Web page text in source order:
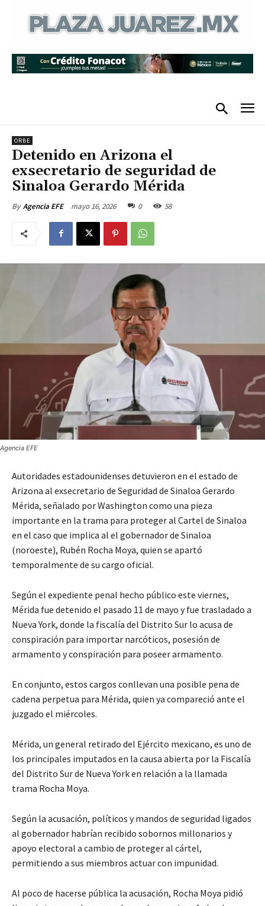
ORBE
Detenido en Arizona el
exsecretario de seguridad de
Sinaloa Gerardo Mérida
By Agencia EFE mayo 16, 2026 0 58
Agencia EFE
Autoridades estadounidenses detuvieron en el estado de
Arizona al exsecretario de Seguridad de Sinaloa Gerardo
Mérida, señalado por Washington como una pieza
importante en la trama para proteger al Cartel de Sinaloa
en el caso que implica al el gobernador de Sinaloa
(noroeste), Rubén Rocha Moya, quien se apartó
temporalmente de su cargo oficial.
Según el expediente penal hecho público este viernes,
Mérida fue detenido el pasado 11 de mayo y fue trasladado a
Nueva York, donde la fiscalía del Distrito Sur lo acusa de
conspiración para importar narcóticos, posesión de
armamento y conspiración para poseer armamento.
En conjunto, estos cargos conllevan una posible pena de
cadena perpetua para Mérida, quien ya compareció ante el
juzgado el miércoles.
Mérida, un general retirado del Ejército mexicano, es uno de
los principales imputados en la causa abierta por la Fiscalía
del Distrito Sur de Nueva York en relación a la llamada
trama Rocha Moya.
Según la acusación, políticos y mandos de seguridad ligados
al gobernador habrían recibido sobornos millonarios y
apoyo electoral a cambio de proteger al cártel,
permitiendo a sus miembros actuar con impunidad.
Al poco de hacerse pública la acusación, Rocha Moya pidió